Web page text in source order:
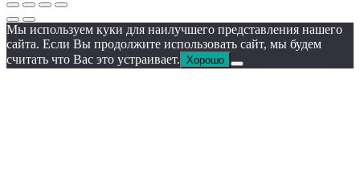
Мы используем куки для наилучшего представления нашего
сайта. Если Вы продолжите использовать сайт, мы будем
считать что Вас это устраивает. Хорошо